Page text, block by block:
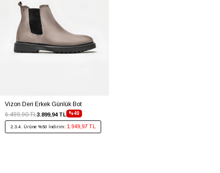
Vizon Deri Erkek Günlük Bot
%40
3.899,94 TL
6.499,90 TL
2.3.4. Ürüne %50 İndirim: 1.949,97 TL